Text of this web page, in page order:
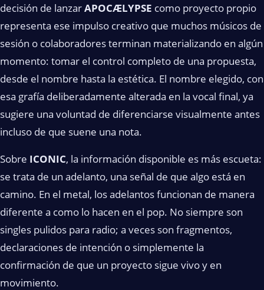
decisión de lanzarAPOCÆLYPSE como proyecto propio
representa ese impulso creativo que muchos músicos de
sesión o colaboradores terminan materializando en algún
momento: tomar el control completo de una propuesta,
desde el nombre hasta la estética. El nombre elegido, con
esa grafía deliberadamente alterada en la vocal final, ya
sugiere una voluntad de diferenciarse visualmente antes
incluso de que suene una nota.
Sobre ICONIC, la información disponible es más escueta:
se trata de un adelanto, una señal de que algo está en
camino. En el metal, los adelantos funcionan de manera
diferente a como lo hacen en el pop. No siempre son
singles pulidos para radio; a veces son fragmentos,
declaraciones de intención o simplemente la
confirmación de que un proyecto sigue vivo y en
movimiento.